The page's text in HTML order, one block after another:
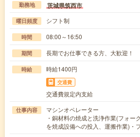
勤務地 茨城県筑西市
曜日頻度 シフト制
時間 08:00～16:50
期間 長期でお仕事できる方、大歓迎！
時給 時給1400円
交通費
交通費規定内支給
仕事内容
マシンオペレーター
・銅材料の焼成と洗浄作業(フォー
を焼成設備への投入、運搬作業)・